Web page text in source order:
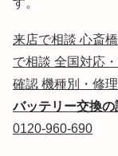
す。
来店で相談 心斎
で相談 全国対応
確認 機種別・修
バッテリー交換の
0120-960-690